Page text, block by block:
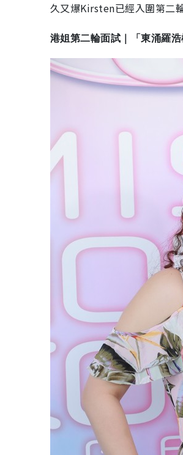
久又爆Kirsten已經入圍第二
港姐第二輪面試｜「東涌羅